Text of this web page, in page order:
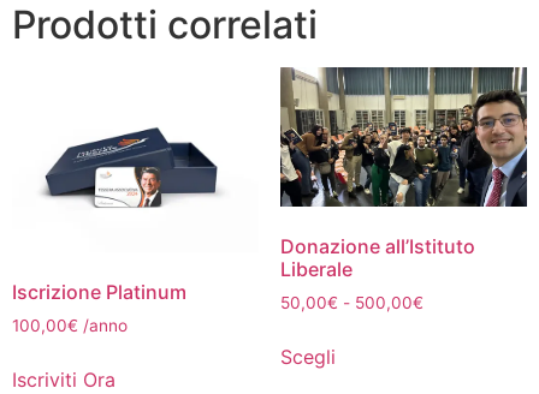
Prodotti correlati
Iscrizione Platinum
100,00€ /anno
Iscriviti Ora
Donazione all’Istituto
Liberale
50,00€ - 500,00€
Scegli